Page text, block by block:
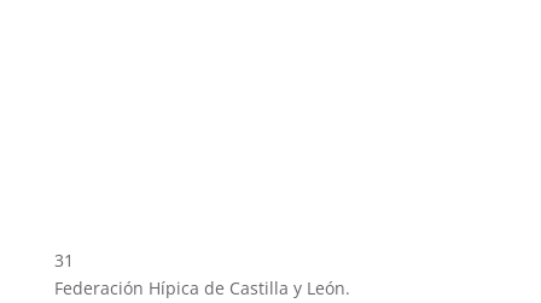
31
Federación Hípica de Castilla y León.